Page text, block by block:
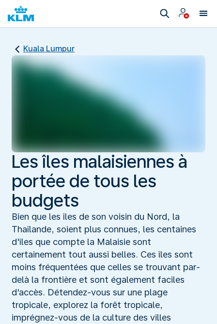
Kuala Lumpur
Les îles malaisiennes à
portée de tous les
budgets
Bien que les îles de son voisin du Nord, la
Thaïlande, soient plus connues, les centaines
d'îles que compte la Malaisie sont
certainement tout aussi belles. Ces îles sont
moins fréquentées que celles se trouvant par-
delà la frontière et sont également faciles
d'accès. Détendez-vous sur une plage
tropicale, explorez la forêt tropicale,
imprégnez-vous de la culture des villes